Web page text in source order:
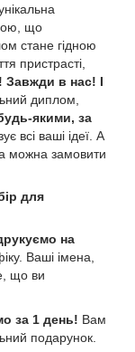
що
стане гідною
пристрасті,
Завжди в нас! І
диплом,
якими, за
всі ваші ідеї. А
можна замовити
для
на
Ваші імена,
що ви
за 1 день! Вам
подарунок.